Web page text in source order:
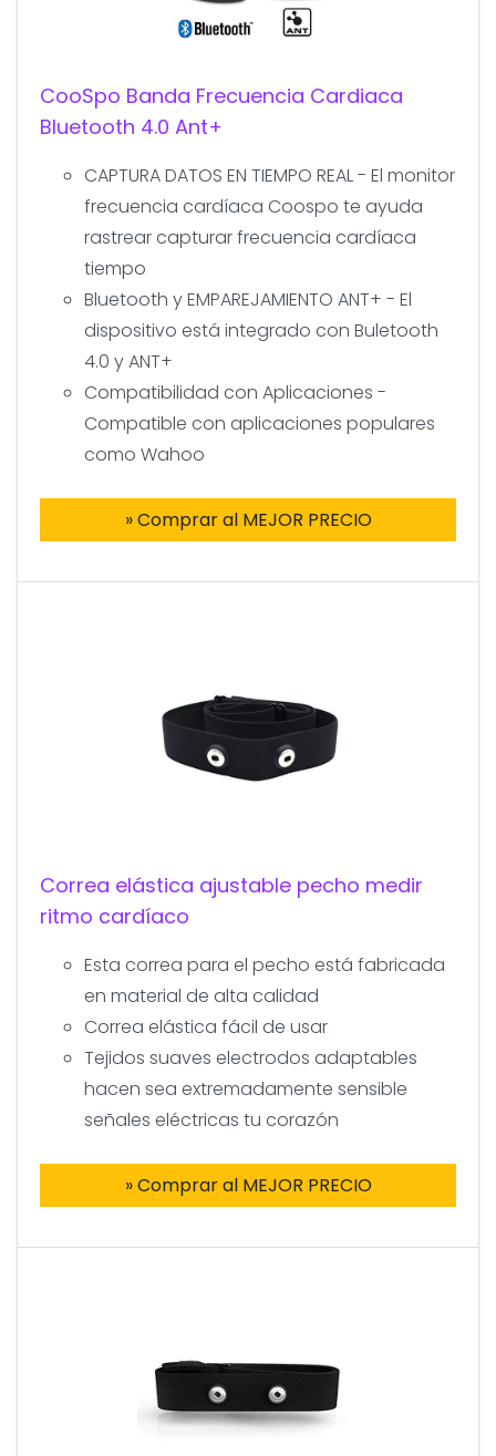
CooSpo Banda Frecuencia Cardiaca
Bluetooth 4.0 Ant+
CAPTURA DATOS EN TIEMPO REAL - El monitor
frecuencia cardíaca Coospo te ayuda
rastrear capturar frecuencia cardíaca
tiempo
Bluetooth y EMPAREJAMIENTO ANT+ - El
dispositivo está integrado con Buletooth
4.0 y ANT+
Compatibilidad con Aplicaciones -
Compatible con aplicaciones populares
como Wahoo
» Comprar al MEJOR PRECIO
Correa elástica ajustable pecho medir
ritmo cardíaco
Esta correa para el pecho está fabricada
en material de alta calidad
Correa elástica fácil de usar
Tejidos suaves electrodos adaptables
hacen sea extremadamente sensible
señales eléctricas tu corazón
» Comprar al MEJOR PRECIO